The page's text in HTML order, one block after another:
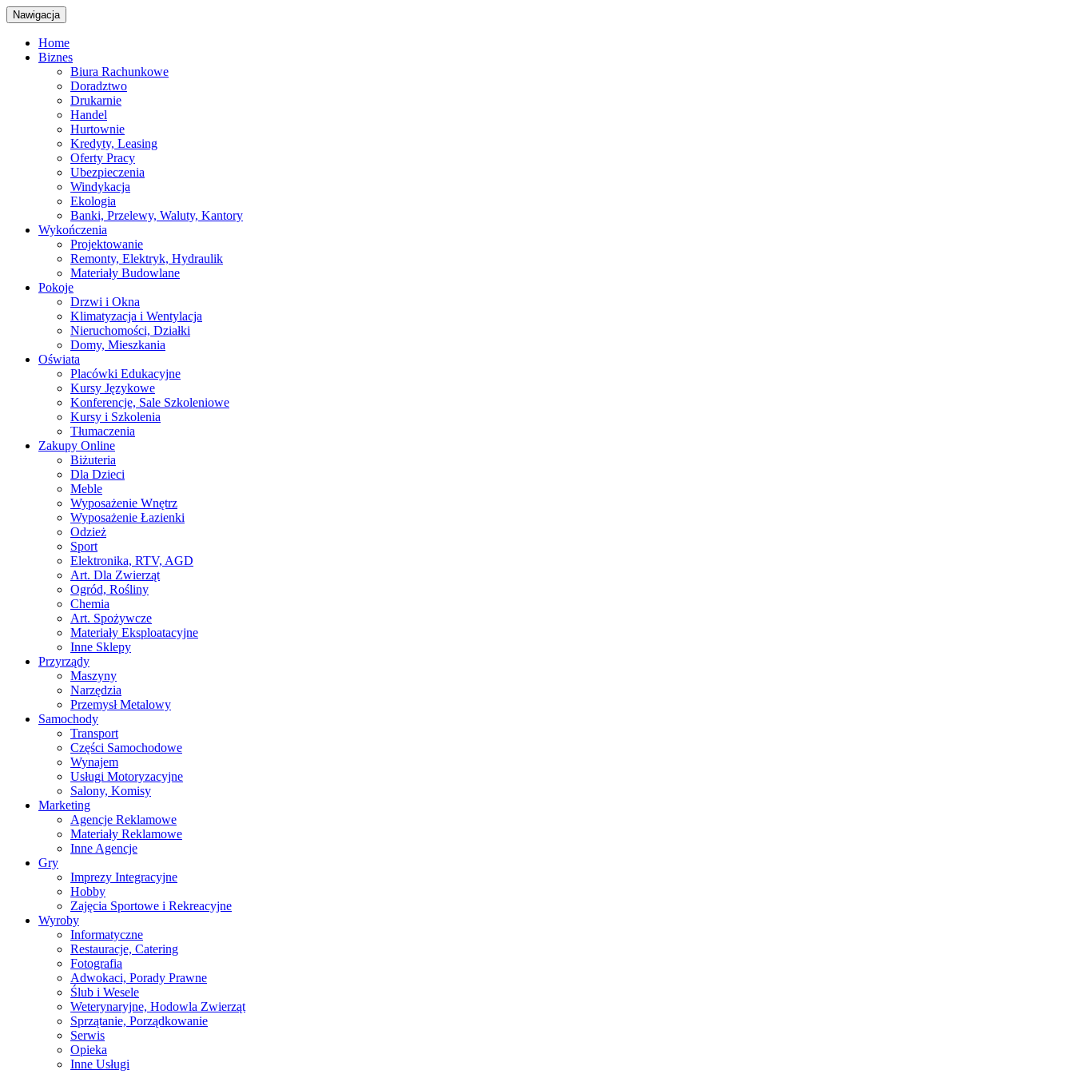
Nawigacja
Home
Biznes
Biura Rachunkowe
Doradztwo
Drukarnie
Handel
Hurtownie
Kredyty, Leasing
Oferty Pracy
Ubezpieczenia
Windykacja
Ekologia
Banki, Przelewy, Waluty, Kantory
Wykończenia
Projektowanie
Remonty, Elektryk, Hydraulik
Materiały Budowlane
Pokoje
Drzwi i Okna
Klimatyzacja i Wentylacja
Nieruchomości, Działki
Domy, Mieszkania
Oświata
Placówki Edukacyjne
Kursy Językowe
Konferencje, Sale Szkoleniowe
Kursy i Szkolenia
Tłumaczenia
Zakupy Online
Biżuteria
Dla Dzieci
Meble
Wyposażenie Wnętrz
Wyposażenie Łazienki
Odzież
Sport
Elektronika, RTV, AGD
Art. Dla Zwierząt
Ogród, Rośliny
Chemia
Art. Spożywcze
Materiały Eksploatacyjne
Inne Sklepy
Przyrządy
Maszyny
Narzędzia
Przemysł Metalowy
Samochody
Transport
Części Samochodowe
Wynajem
Usługi Motoryzacyjne
Salony, Komisy
Marketing
Agencje Reklamowe
Materiały Reklamowe
Inne Agencje
Gry
Imprezy Integracyjne
Hobby
Zajęcia Sportowe i Rekreacyjne
Wyroby
Informatyczne
Restauracje, Catering
Fotografia
Adwokaci, Porady Prawne
Ślub i Wesele
Weterynaryjne, Hodowla Zwierząt
Sprzątanie, Porządkowanie
Serwis
Opieka
Inne Usługi